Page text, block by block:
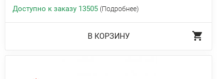
Доступно к заказу 13505 (Подробнее)
В КОРЗИНУ